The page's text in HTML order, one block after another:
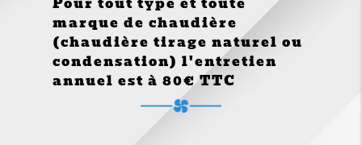
marque de chaudière
(chaudière tirage naturel ou
condensation) l'entretien
annuel est à 80€ TTC